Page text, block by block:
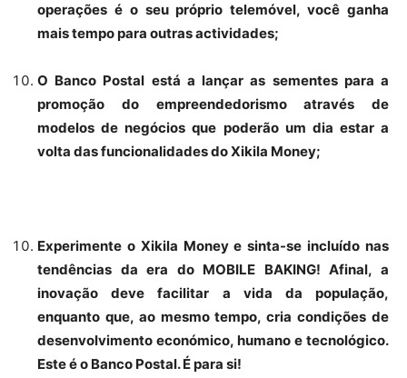
operações é o seu próprio telemóvel, você ganha
mais tempo para outras actividades;
O Banco Postal está a lançar as sementes para a
promoção do empreendedorismo através de
modelos de negócios que poderão um dia estar a
volta das funcionalidades do Xikila Money;
Experimente o Xikila Money e sinta-se incluído nas
tendências da era do MOBILE BAKING! Afinal, a
inovação deve facilitar a vida da população,
enquanto que, ao mesmo tempo, cria condições de
desenvolvimento económico, humano e tecnológico.
Este é o Banco Postal. É para si!